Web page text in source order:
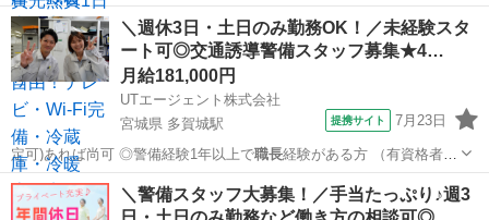
支援あり ・日…
神奈川 横浜市 下飯田駅 大工
＼週休3日・土日のみ勤務OK！／未経験スタ
ート可◎交通誘導警備スタッフ募集★4…
月給181,000円
UTエージェント株式会社
宮城県 多賀城駅
提携サイト 7月23日
定可)あれば尚可 ◎警備経験1年以上で職長経験がある方 （有資格者は
交通誘導警備…
宮城 多賀城市 多賀城駅 その他
＼警備スタッフ大募集！／手当たっぷり♪週3